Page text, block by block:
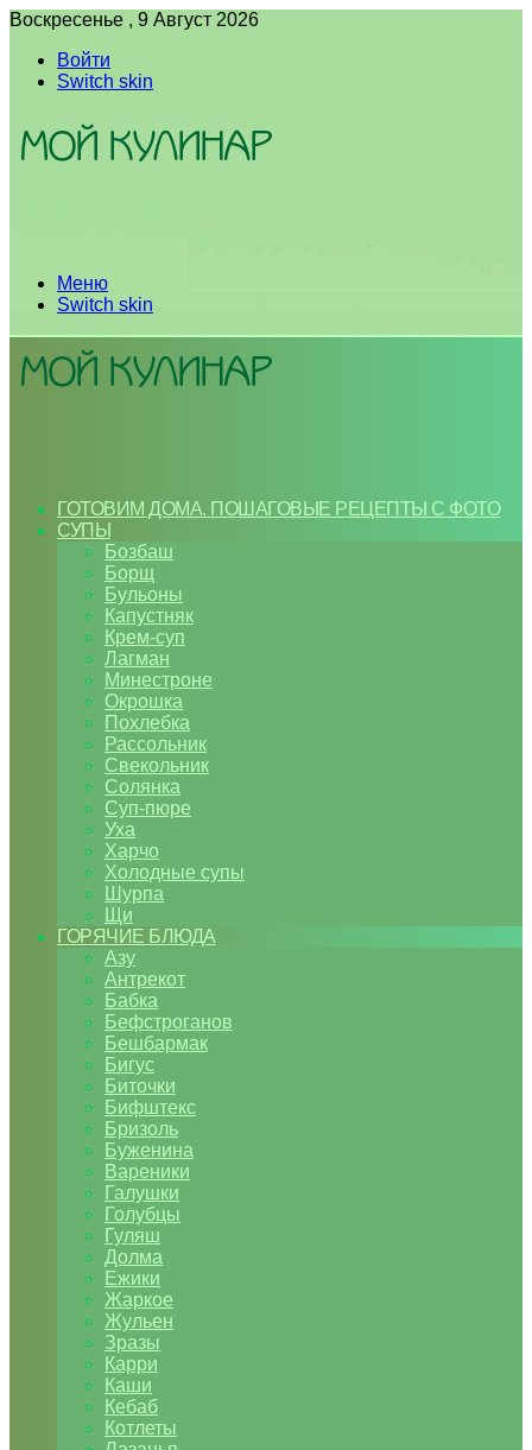
Воскресенье , 9 Август 2026
Войти
Switch skin
Меню
Switch skin
ГОТОВИМ ДОМА. ПОШАГОВЫЕ РЕЦЕПТЫ С ФОТО
СУПЫ
Бозбаш
Борщ
Бульоны
Капустняк
Крем-суп
Лагман
Минестроне
Окрошка
Похлебка
Рассольник
Свекольник
Солянка
Суп-пюре
Уха
Харчо
Холодные супы
Шурпа
Щи
ГОРЯЧИЕ БЛЮДА
Азу
Антрекот
Бабка
Бефстроганов
Бешбармак
Бигус
Биточки
Бифштекс
Бризоль
Буженина
Вареники
Галушки
Голубцы
Гуляш
Долма
Ежики
Жаркое
Жульен
Зразы
Карри
Каши
Кебаб
Котлеты